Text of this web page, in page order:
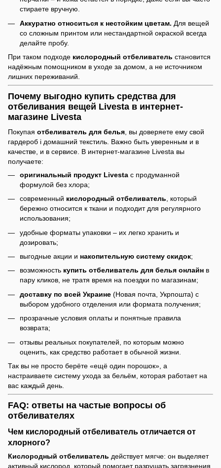
стираете вручную.
Аккуратно относиться к нестойким цветам. Для вещей
со сложным принтом или нестандартной окраской всегда
делайте пробу.
При таком подходе кислородный отбеливатель становится
надёжным помощником в уходе за домом, а не источником
лишних переживаний.
Почему выгодно купить средства для
отбеливания вещей Livesta в интернет-
магазине Livesta
Покупая отбеливатель для белья , вы доверяете ему свой
гардероб і домашний текстиль. Важно быть уверенным и в
качестве, и в сервисе. В интернет-магазине Livesta вы
получаете:
оригинальный продукт Livesta с продуманной
формулой без хлора;
современный кислородный отбеливатель, который
бережно относится к ткани и подходит для регулярного
использования;
удобные форматы упаковки – их легко хранить и
дозировать;
выгодные акции и накопительную систему скидок;
возможность купить отбеливатель для белья онлайн в
пару кликов, не тратя время на поездки по магазинам;
доставку по всей Украине (Новая почта, Укрпошта) с
выбором удобного отделения или формата получения;
прозрачные условия оплаты и понятные правила
возврата;
отзывы реальных покупателей, по которым можно
оценить, как средство работает в обычной жизни.
Так вы не просто берёте «ещё один порошок», а
настраиваете систему ухода за бельём, которая работает на
вас каждый день.
FAQ: ответы на частые вопросы об
отбеливателях
Чем кислородный отбеливатель отличается от
хлорного?
Кислородный отбеливатель действует мягче: он выделяет
активный кислород, который помогает разрушать загрязнения